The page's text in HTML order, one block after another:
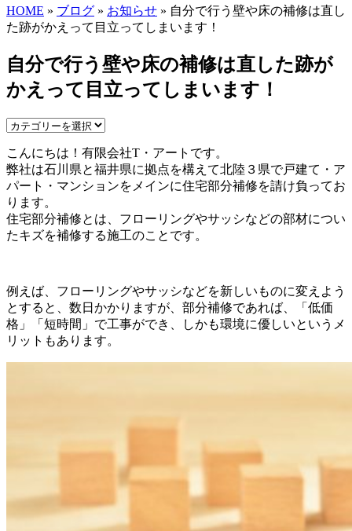
HOME » ブログ » お知らせ » 自分で行う壁や床の補修は直し
た跡がかえって目立ってしまいます！
自分で行う壁や床の補修は直した跡が
かえって目立ってしまいます！
こんにちは！有限会社T・アートです。
弊社は石川県と福井県に拠点を構えて北陸３県で戸建て・ア
パート・マンションをメインに住宅部分補修を請け負ってお
ります。
住宅部分補修とは、フローリングやサッシなどの部材につい
たキズを補修する施工のことです。
例えば、フローリングやサッシなどを新しいものに変えよう
とすると、数日かかりますが、部分補修であれば、「低価
格」「短時間」で工事ができ、しかも環境に優しいというメ
リットもあります。